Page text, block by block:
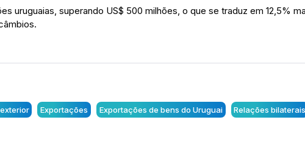
uruguaias, superando US$ 500 milhões, o que se traduz em 12,5%
Exportações Exportações de bens do Uruguai Relações bilaterais